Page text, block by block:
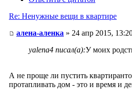
Re: Ненужные вещи в квартире
алена-аленка » 24 апр 2015,
yalena4 писал(а):У моих
А не проще ли пустить
протапливать дом - это и время и